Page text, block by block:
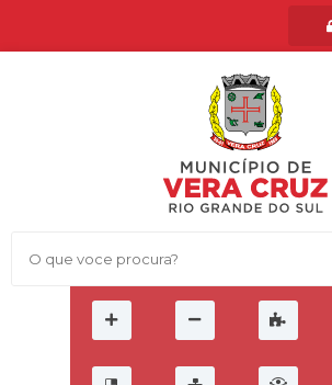
O que voce procura?